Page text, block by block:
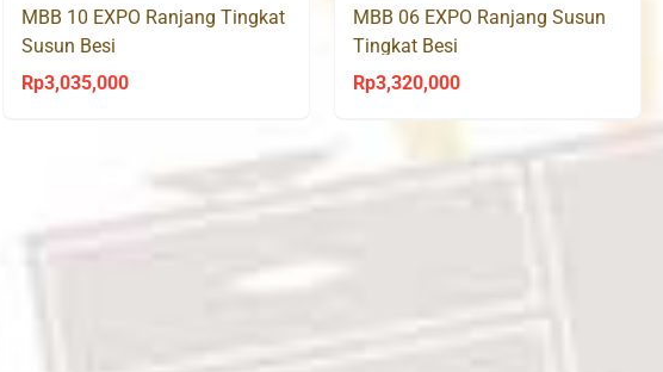
MBB 10 EXPO Ranjang Tingkat
Susun Besi
Rp3,035,000
MBB 06 EXPO Ranjang Susun
Tingkat Besi
Rp3,320,000